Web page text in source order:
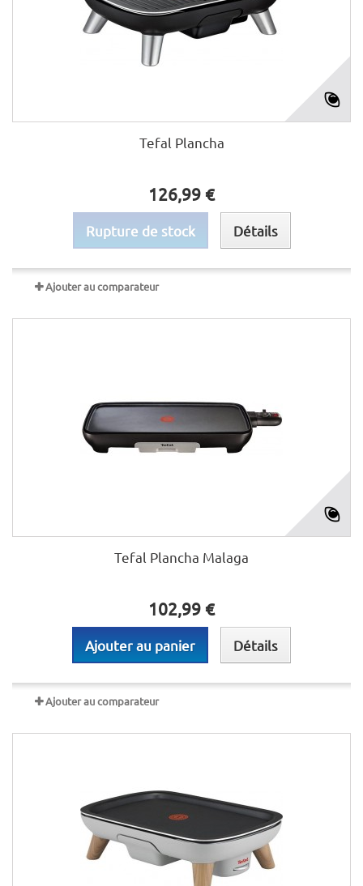
Tefal Plancha
126,99 €
Rupture de stock Détails
Ajouter au comparateur
Tefal Plancha Malaga
102,99 €
Ajouter au panier Détails
Ajouter au comparateur